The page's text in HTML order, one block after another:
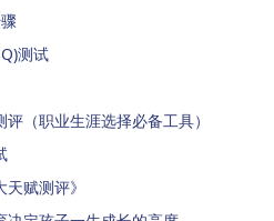
测试
（职业生涯选择必备工具）
赋测评》